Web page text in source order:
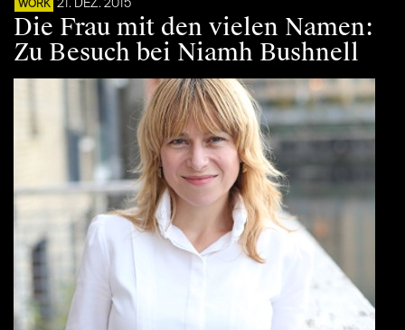
WORK 21. DEZ. 2015
Die Frau mit den vielen Namen:
Zu Besuch bei Niamh Bushnell